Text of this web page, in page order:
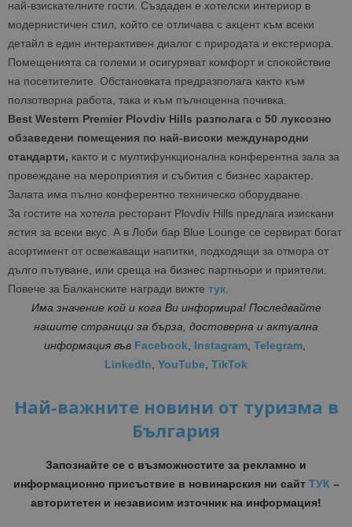
най-взискателните гости. Създаден е хотелски интериор в
модернистичен стил, който се отличава с акцент към всеки
детайл в един интерактивен диалог с природата и екстериора.
Помещенията са големи и осигуряват комфорт и спокойствие
на посетителите. Обстановката предразполага както към
ползотворна работа, така и към пълноценна почивка.
Best Western Premier Plovdiv Hills разполага с 50 луксозно
обзаведени помещения по най-високи международни
стандарти, както и с мултифункционална конферентна зала за
провеждане на мероприятия и събития с бизнес характер.
Залата има пълно конферентно техническо оборудване.
За гостите на хотела ресторант Plovdiv Hills предлага изискани
ястия за всеки вкус. А в Лоби бар Blue Lounge се сервират богат
асортимент от освежаващи напитки, подходящи за отмора от
дълго пътуване, или среща на бизнес партньори и приятели.
Повече за Балканските награди вижте тук.
Има значение кой и кога Ви информира! Последвайте
нашите страници за бърза, достоверна и актуална
информация във Facebook, Instagram, Telegram,
LinkedIn, YouTube, TikTok
Най-важните новини от туризма в
България
Запознайте се с възможностите за рекламно и
информационно присъствие в новинарския ни сайт ТУК–
авторитетен и независим източник на информация!